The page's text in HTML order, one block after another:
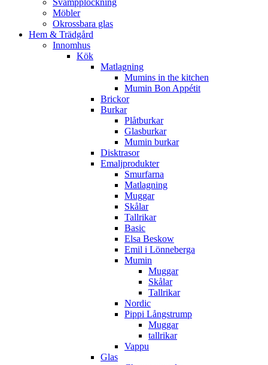
Svampplockning
Möbler
Okrossbara glas
Hem & Trädgård
Innomhus
Kök
Matlagning
Mumins in the kitchen
Mumin Bon Appétit
Brickor
Burkar
Plåtburkar
Glasburkar
Mumin burkar
Disktrasor
Emaljprodukter
Smurfarna
Matlagning
Muggar
Skålar
Tallrikar
Basic
Elsa Beskow
Emil i Lönneberga
Mumin
Muggar
Skålar
Tallrikar
Nordic
Pippi Långstrump
Muggar
tallrikar
Vappu
Glas